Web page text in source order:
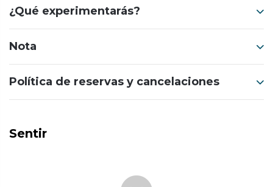
¿Qué experimentarás?
Nota
Política de reservas y cancelaciones
Sentir